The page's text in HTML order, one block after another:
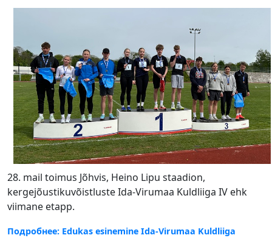
28. mail toimus Jõhvis, Heino Lipu staadion,
kergejõustikuvõistluste Ida-Virumaa Kuldliiga IV ehk
viimane etapp.
Подробнее: Edukas esinemine Ida-Virumaa Kuldliiga